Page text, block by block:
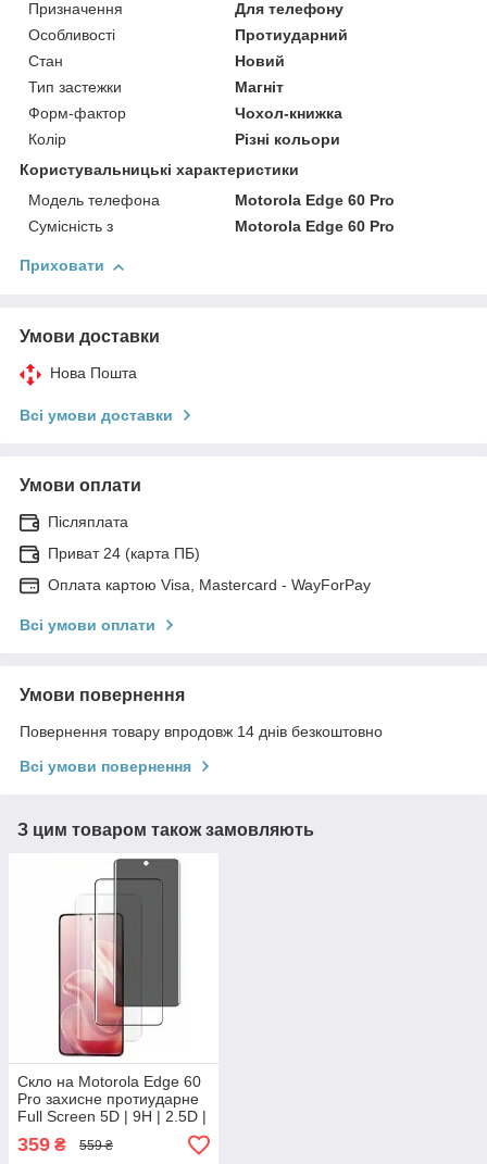
Призначення
Для телефону
Особливості
Протиударний
Стан
Новий
Тип застежки
Магніт
Форм-фактор
Чохол-книжка
Колір
Різні кольори
Користувальницькі характеристики
Модель телефона
Motorola Edge 60 Pro
Сумісність з
Motorola Edge 60 Pro
Приховати
Умови доставки
Нова Пошта
Всі умови доставки
Умови оплати
Післяплата
Приват 24 (карта ПБ)
Оплата картою Visa, Mastercard - WayForPay
Всі умови оплати
Умови повернення
Повернення товару впродовж 14 днів безкоштовно
Всі умови повернення
З цим товаром також замовляють
Скло на Motorola Edge 60
Pro захисне протиударне
Full Screen 5D | 9H | 2.5D |
Nano - покриття "HYPER"
359 ₴ 559 ₴